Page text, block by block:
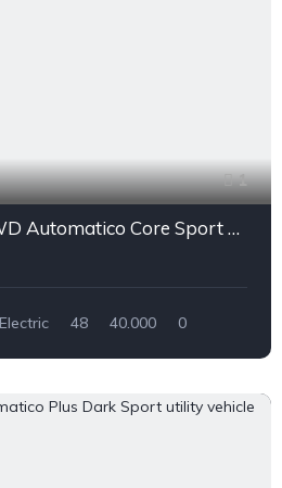
1
VOLVO XC60 B5 AWD Automatico Core Sport Utility Vehicle 5-Door (Euro 6D)
48 40.000 0